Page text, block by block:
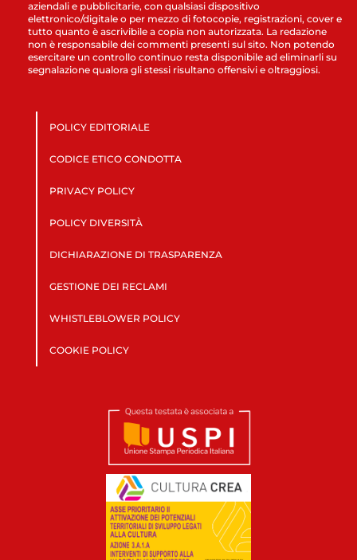
aziendali e pubblicitarie, con qualsiasi dispositivo
elettronico/digitale o per mezzo di fotocopie, registrazioni, cover e
tutto quanto è ascrivibile a copia non autorizzata. La redazione
non è responsabile dei commenti presenti sul sito. Non potendo
esercitare un controllo continuo resta disponibile ad eliminarli su
segnalazione qualora gli stessi risultano offensivi e oltraggiosi.
POLICY EDITORIALE
CODICE ETICO CONDOTTA
PRIVACY POLICY
POLICY DIVERSITÀ
DICHIARAZIONE DI TRASPARENZA
GESTIONE DEI RECLAMI
WHISTLEBLOWER POLICY
COOKIE POLICY